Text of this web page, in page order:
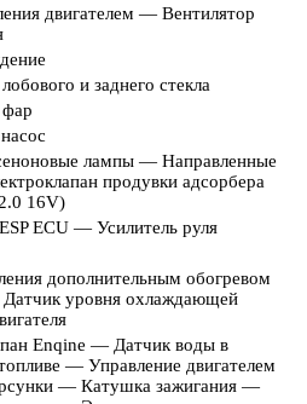
двигателем — Вентилятор
и заднего стекла
лампы — Направленные
продувки адсорбера
16V)
ECU — Усилитель руля
дополнительным обогревом
уровня охлаждающей
Enqine — Датчик воды в
— Управление двигателем
— Катушка зажигания —